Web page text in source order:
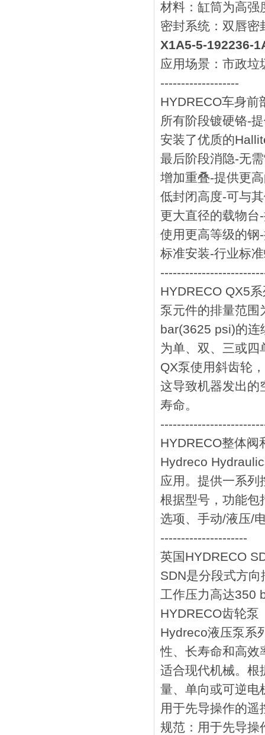
材料‌：缸筒为‌高强
密封系统‌：‌双唇
X1A5-5-192236-
应用场景‌：市政垃
-------------------
HYDRECO车身前
所有阶段镀硬铬-
安装了优质的
最后阶段消隐-无
增加重叠-提供更
低封闭高度-可与
更大直径的载物台
使用更高等级的钢
标准安装-行业标
HYDRECO QX5
泵元件的排量范
bar(3625 psi)的连
为单、双、三或四
QX泵使用斜齿轮
这导致机器发出的
寿命。
HYDRECO整体阀
Hydreco
应用。提供一系列
根据型号，功能包
选项、手动/液压/
---------------------
英国HYDRECO
SDN是分段式方
工作压力高达350
HYDRECO齿轮泵
Hydreco液压泵系
性、长寿命和高效
适合现代机械。根
量、单向或可逆电
用于先导操作的遥
规范：用于先导操